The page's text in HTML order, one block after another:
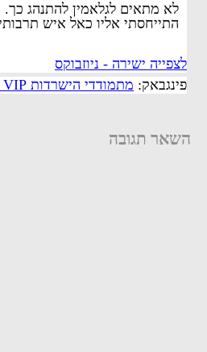
לא מתאים לגלאמין להתנהג
התייחסתי אליו כאל איש
לצפייה ישירה - ניוזבוקס
פינגבאק: מתמודדי הישרדות VIP - ניוזבוקס
השאר תגובה